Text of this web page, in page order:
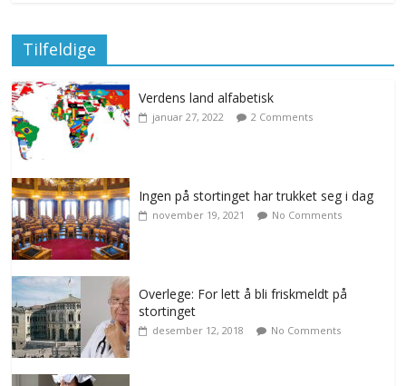
Tilfeldige
Verdens land alfabetisk
januar 27, 2022 2 Comments
Ingen på stortinget har trukket seg i dag
november 19, 2021 No Comments
Overlege: For lett å bli friskmeldt på
stortinget
desember 12, 2018 No Comments